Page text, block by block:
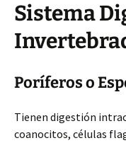
Sistema
Poríferos o
Tienen digestión
coanocitos, células